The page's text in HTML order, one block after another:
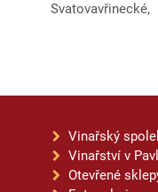
Svatovavřinecké,
Vinařský
Vinařství v
Otevřené